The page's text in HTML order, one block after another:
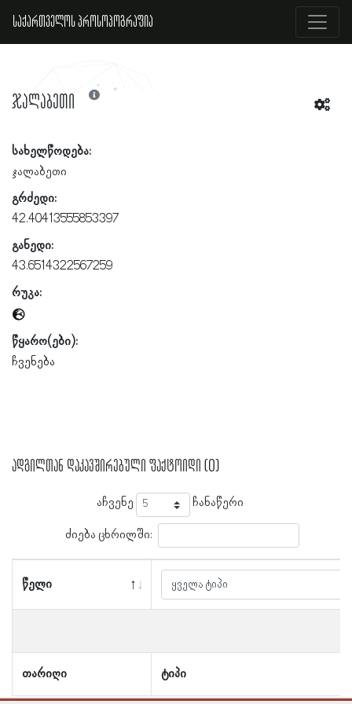
საქართველოს პროსოპოგრაფია
ჯალაბეთი
სახელწოდება:
ჯალაბეთი
გრძედი:
42.40413555853397
განედი:
43.6514322567259
რუკა:
წყარო(ები):
ჩვენება
ადგილთან დაკავშირებული ფაქტოიდი (0)
აჩვენე ჩანაწერი
ძიება ცხრილში:
წელი
თარიღი ტიპი